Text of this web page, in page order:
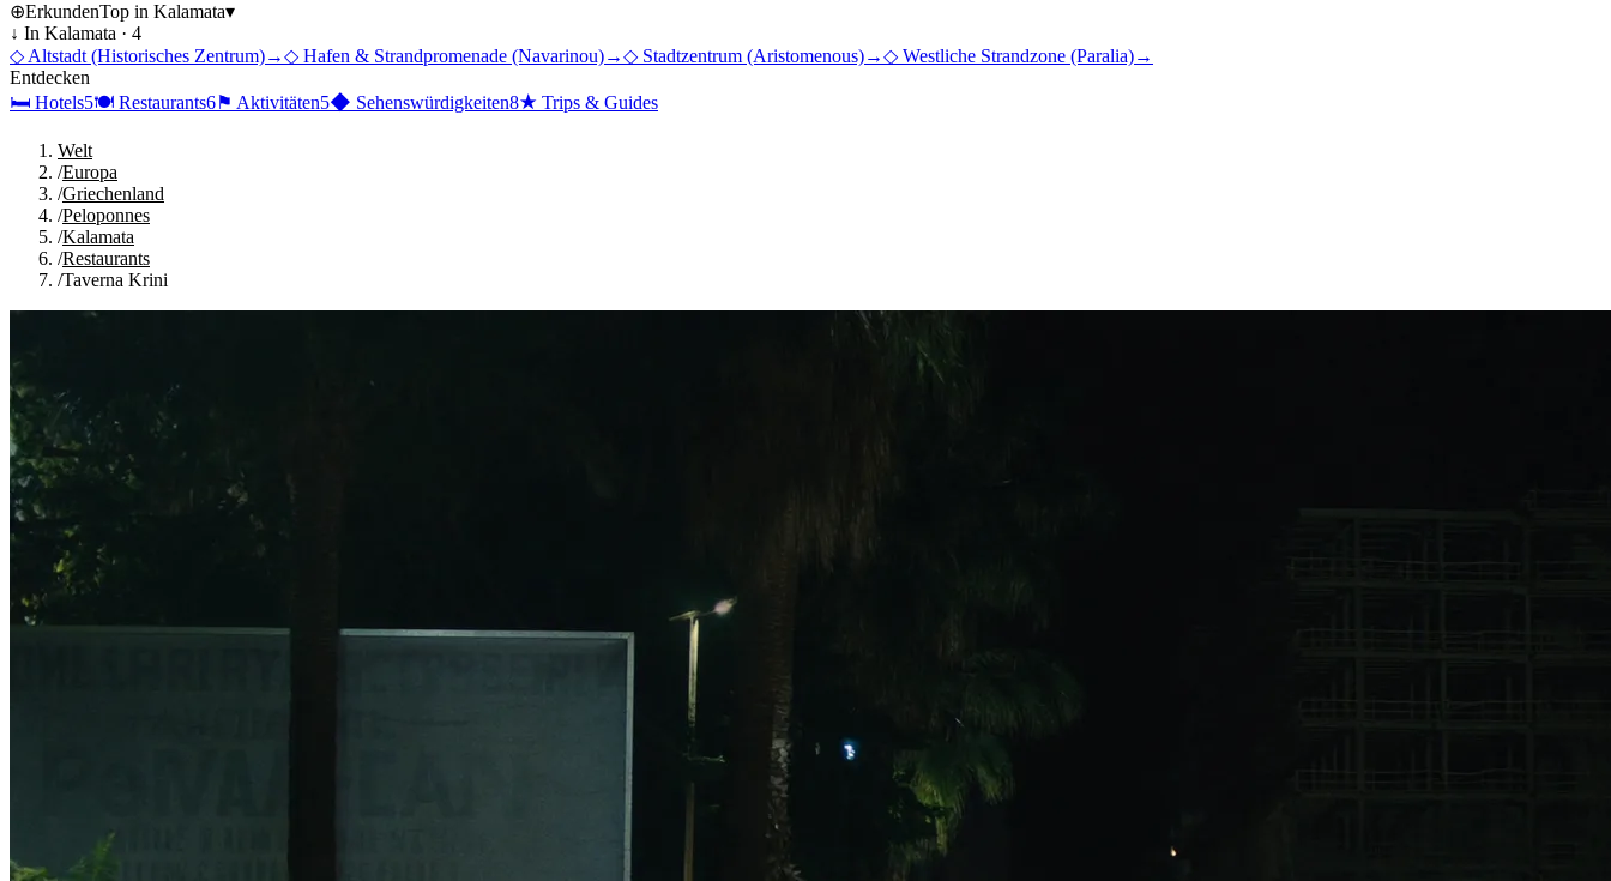
⊕ErkundenTop in Kalamata▾
↓ In Kalamata · 4
◇ Altstadt (Historisches Zentrum)→◇ Hafen & Strandpromenade (Navarinou)→◇ Stadtzentrum (Aristomenous)→◇ Westliche Strandzone (Paralia)→
Entdecken
🛏 Hotels5🍽 Restaurants6⚑ Aktivitäten5◆ Sehenswürdigkeiten8★ Trips & Guides
Welt
/Europa
/Griechenland
/Peloponnes
/Kalamata
/Restaurants
/Taverna Krini